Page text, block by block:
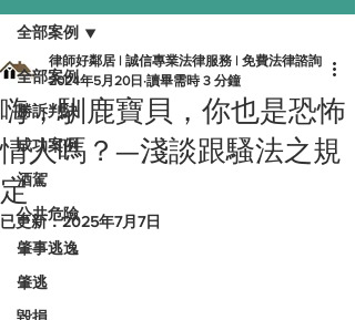
全部案例
勝訴判決
成功案例
酒駕
公共危險
肇事逃逸
肇逃
全部案例
嗨，馴鹿寶貝，你也是恐怖
情人嗎？—淺談跟騷法之規
定
律師好鄰居 | 誠信專業法律服務 | 免費法律諮詢
2024年5月20日 讀畢需時 3 分鐘
已更新：2025年7月7日